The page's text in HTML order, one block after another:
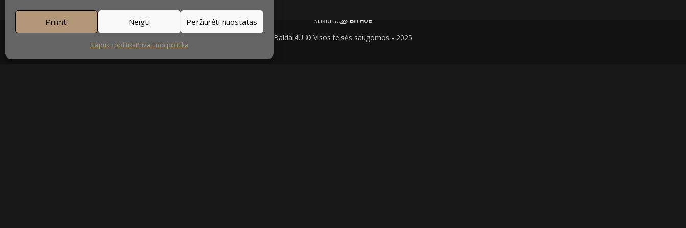
Priimti Neigti Peržiūrėti nuostatas
Slapukų politikaPrivatumo politika
Sukurta:
Baldai4U © Visos teisės saugomos - 2025